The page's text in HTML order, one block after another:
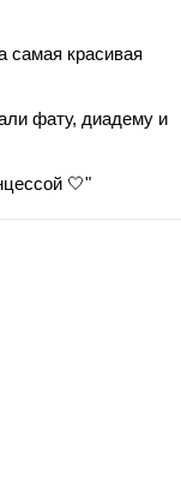
самая красивая
фату, диадему и
🤍"